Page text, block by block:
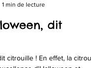
dit